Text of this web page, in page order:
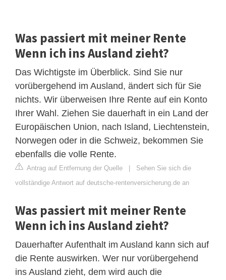
Was passiert mit meiner Rente
Wenn ich ins Ausland zieht?
Das Wichtigste im Überblick. Sind Sie nur
vorübergehend im Ausland, ändert sich für Sie
nichts. Wir überweisen Ihre Rente auf ein Konto
Ihrer Wahl. Ziehen Sie dauerhaft in ein Land der
Europäischen Union, nach Island, Liechtenstein,
Norwegen oder in die Schweiz, bekommen Sie
ebenfalls die volle Rente.
Antrag auf Entfernung der Quelle
Sehen Sie sich die
vollständige Antwort auf deutsche-rentenversicherung.de an
Was passiert mit meiner Rente
Wenn ich ins Ausland zieht?
Dauerhafter Aufenthalt im Ausland kann sich auf
die Rente auswirken. Wer nur vorübergehend
ins Ausland zieht, dem wird auch die